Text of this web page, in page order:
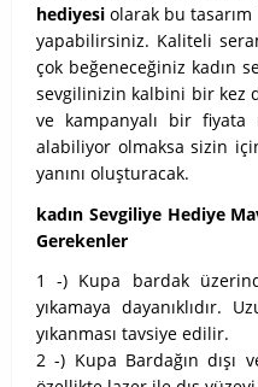
hediyesi olarak bu
yapabilirsiniz. Kaliteli
çok beğeneceğiniz kadın
sevgilinizin kalbini bir kez
ve kampanyalı bir
alabiliyor olmaksa sizin
yanını oluşturacak.
kadın Sevgiliye Hediye
Gerekenler
1 -) Kupa bardak
yıkamaya dayanıklıdır.
yıkanması tavsiye edilir.
2 -) Kupa Bardağın dışı